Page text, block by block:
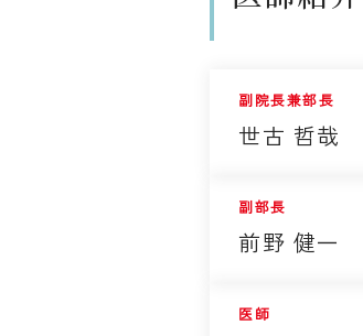
副院長兼部長
世古 哲哉
副部長
前野 健一
医師